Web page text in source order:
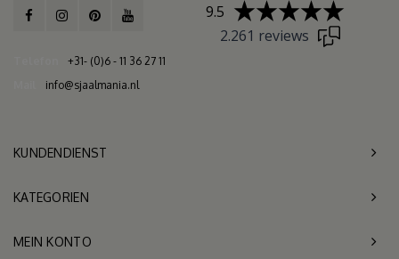
+31- (0)6 - 11 36 27 11
info@sjaalmania.nl
9.5
2.261 reviews
KUNDENDIENST
KATEGORIEN
MEIN KONTO